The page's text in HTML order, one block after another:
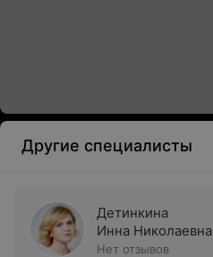
Другие специалисты
Детинкина
Инна Николаевна
Нет отзывов